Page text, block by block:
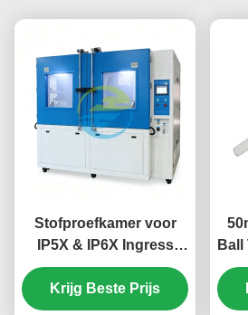
Stofproefkamer voor
IP5X & IP6X Ingress
Protection Testing.
Krijg Beste Prijs
Ball